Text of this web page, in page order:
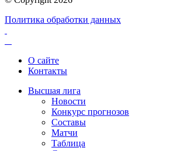
Политика обработки данных
О сайте
Контакты
Высшая лига
Новости
Конкурс прогнозов
Составы
Матчи
Таблица